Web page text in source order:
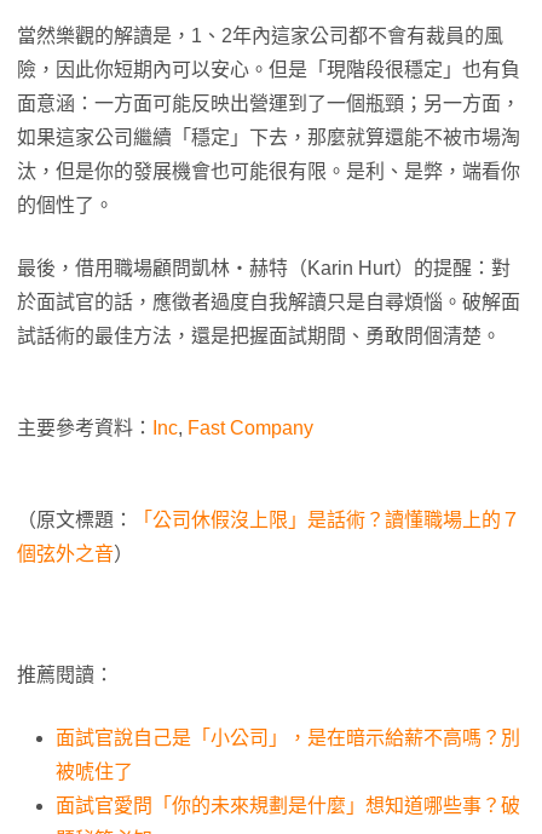
當然樂觀的解讀是，1、2年內這家公司都不會有裁員的風
險，因此你短期內可以安心。但是「現階段很穩定」也有負
面意涵：一方面可能反映出營運到了一個瓶頸；另一方面，
如果這家公司繼續「穩定」下去，那麼就算還能不被市場淘
汰，但是你的發展機會也可能很有限。是利、是弊，端看你
的個性了。
最後，借用職場顧問凱林・赫特（Karin Hurt）的提醒：對
於面試官的話，應徵者過度自我解讀只是自尋煩惱。破解面
試話術的最佳方法，還是把握面試期間、勇敢問個清楚。
主要參考資料： Inc, Fast Company
（原文標題：
「公司休假沒上限」是話術？讀懂職場上的７
個弦外之音）
推薦閱讀：
面試官說自己是「小公司」，是在暗示給薪不高嗎？別
被唬住了
面試官愛問「你的未來規劃是什麼」想知道哪些事？破